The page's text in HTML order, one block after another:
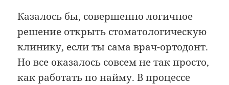
Казалось бы, совершенно логичное
решение открыть стоматологическую
клинику, если ты сама врач-ортодонт.
Но все оказалось совсем не так просто,
как работать по найму. В процессе